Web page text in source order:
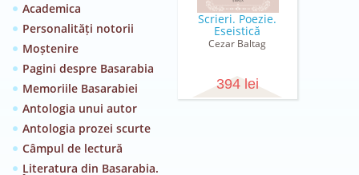
Academica
Personalități notorii
Moștenire
Pagini despre Basarabia
Memoriile Basarabiei
Antologia unui autor
Antologia prozei scurte
Câmpul de lectură
Literatura din Basarabia.
Scrieri. Poezie.
Eseistică
Cezar Baltag
394 lei